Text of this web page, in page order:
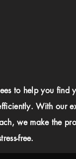
to help you find
With our
we make the
free.